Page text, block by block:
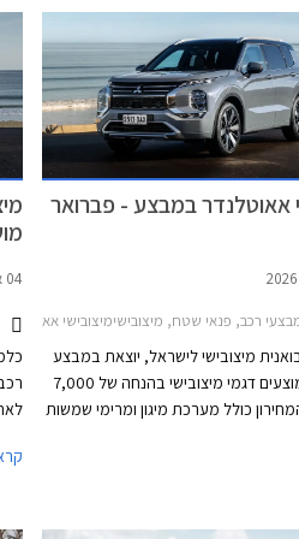
אאוטלנדר במבצע - פברואר
רכב, פנאי שטח, מיצובישימיצובישי אאוטלנדר 2025-
מיצובישי לישראל, יוצאת במבצע
במסגרתו מוצעים דגמי מיצובישי בהנחה של 7,000
כולל מערכת מיגון ומרימי שמשות
04 אוגוסט, 2025